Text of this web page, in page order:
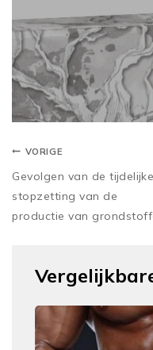
VORIGE
Gevolgen van de tijdelijke
stopzetting van de
productie van